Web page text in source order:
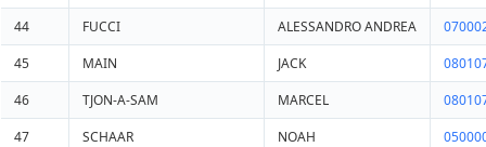
44
FUCCI ALESSANDRO ANDREA
45
MAIN JACK
46
TJON-A-SAM MARCEL
47
SCHAAR NOAH